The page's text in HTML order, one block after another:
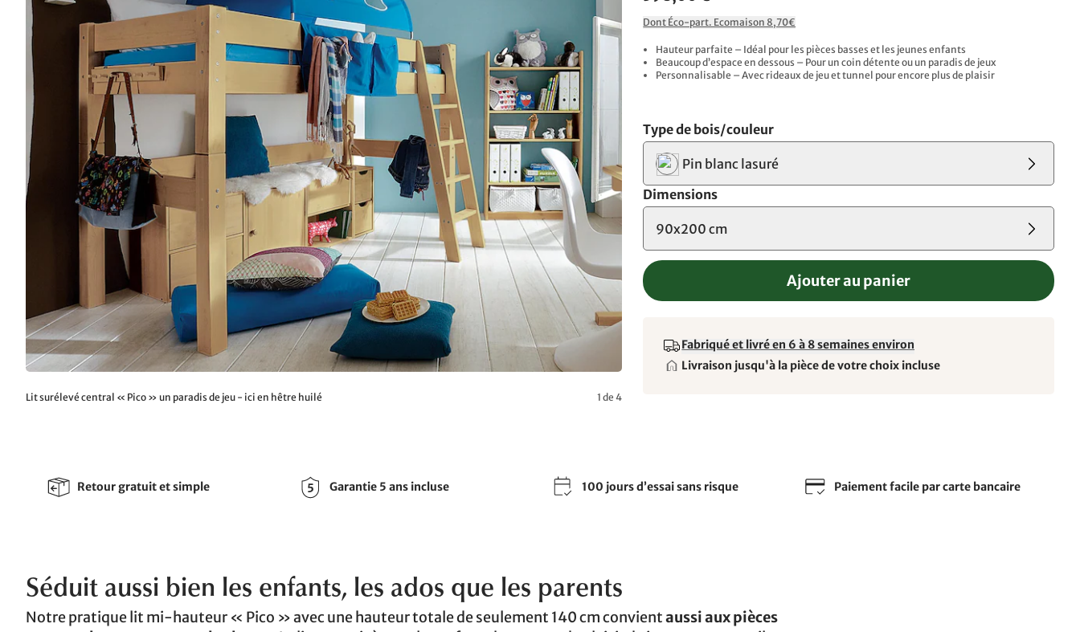
Lit surélevé central « Pico » un paradis de jeu - ici en hêtre huilé 1 de 4
Dont Éco-part. Ecomaison 8,70€
Hauteur parfaite – Idéal pour les pièces basses et les jeunes enfants
Beaucoup d’espace en dessous – Pour un coin détente ou un paradis de jeux
Personnalisable – Avec rideaux de jeu et tunnel pour encore plus de plaisir
Type de bois/couleur
Pin blanc lasuré
Dimensions
90x200 cm
Ajouter au panier
Fabriqué et livré en 6 à 8 semaines environ
Livraison jusqu'à la pièce de votre choix incluse
Retour gratuit et simple Garantie 5 ans incluse 100 jours d’essai sans risque Paiement facile par carte bancaire
Séduit aussi bien les enfants, les ados que les parents
Notre pratique lit mi-hauteur « Pico » avec une hauteur totale de seulement 140 cm convientaussi aux pièces